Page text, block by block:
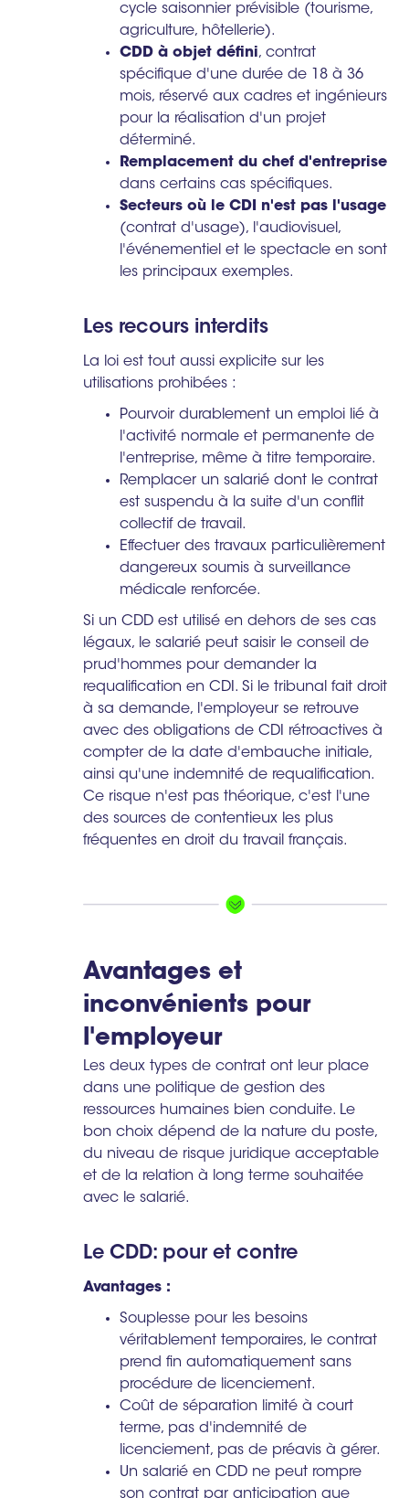
cycle saisonnier prévisible (tourisme,
agriculture, hôtellerie).
CDD à objet défini, contrat
spécifique d'une durée de 18 à 36
mois, réservé aux cadres et ingénieurs
pour la réalisation d'un projet
déterminé.
Remplacement du chef d'entreprise
dans certains cas spécifiques.
Secteurs où le CDI n'est pas l'usage
(contrat d'usage), l'audiovisuel,
l'événementiel et le spectacle en sont
les principaux exemples.
Les recours interdits
La loi est tout aussi explicite sur les
utilisations prohibées :
Pourvoir durablement un emploi lié à
l'activité normale et permanente de
l'entreprise, même à titre temporaire.
Remplacer un salarié dont le contrat
est suspendu à la suite d'un conflit
collectif de travail.
Effectuer des travaux particulièrement
dangereux soumis à surveillance
médicale renforcée.
Si un CDD est utilisé en dehors de ses cas
légaux, le salarié peut saisir le conseil de
prud'hommes pour demander la
requalification en CDI. Si le tribunal fait droit
à sa demande, l'employeur se retrouve
avec des obligations de CDI rétroactives à
compter de la date d'embauche initiale,
ainsi qu'une indemnité de requalification.
Ce risque n'est pas théorique, c'est l'une
des sources de contentieux les plus
fréquentes en droit du travail français.
Avantages et
inconvénients pour
l'employeur
Les deux types de contrat ont leur place
dans une politique de gestion des
ressources humaines bien conduite. Le
bon choix dépend de la nature du poste,
du niveau de risque juridique acceptable
et de la relation à long terme souhaitée
avec le salarié.
Le CDD: pour et contre
Avantages :
Souplesse pour les besoins
véritablement temporaires, le contrat
prend fin automatiquement sans
procédure de licenciement.
Coût de séparation limité à court
terme, pas d'indemnité de
licenciement, pas de préavis à gérer.
Un salarié en CDD ne peut rompre
son contrat par anticipation que